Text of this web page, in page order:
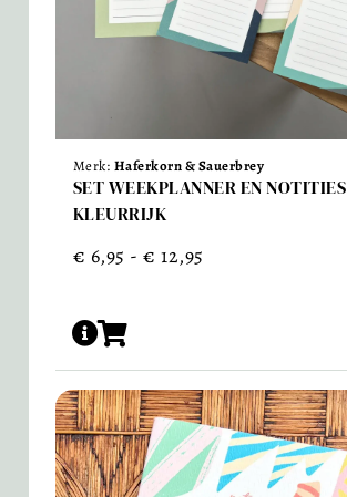
Merk: Haferkorn & Sauerbrey
SET WEEKPLANNER EN NOTITIES
KLEURRIJK
€ 6,95 - € 12,95